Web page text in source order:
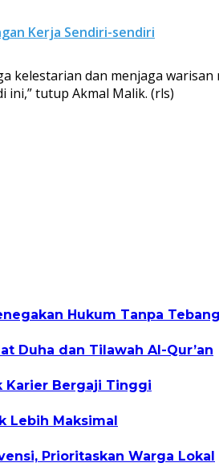
Kerja Sendiri-sendiri
dan menjaga
ini,” tutup Akmal Malik. (rls)
Hukum Tanpa
Duha dan Tilawah Al-Qur’an
Karier Bergaji Tinggi
Lebih Maksimal
Prioritaskan Warga Lokal